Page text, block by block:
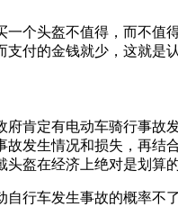
个头盔不值得，而不
付的金钱就少，这就是
肯定有电动车骑行事
发生情况和损失，再
盔在经济上绝对是划算的
行车发生事故的概率